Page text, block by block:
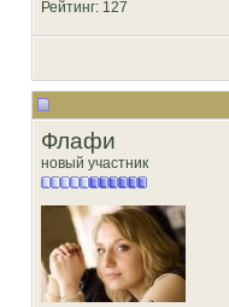
Рейтинг: 127
Флафи
новый участник